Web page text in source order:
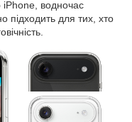
iPhone, водночас
підходить для тих, хто